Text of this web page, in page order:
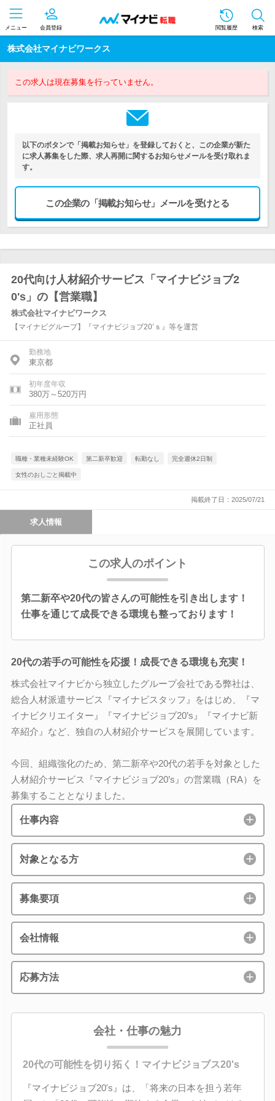
メニュー 会員登録 閲覧履歴 検索
株式会社マイナビワークス
この求人は現在募集を行っていません。
以下のボタンで「掲載お知らせ」を登録しておくと、この企業が新た
に求人募集をした際、求人再開に関するお知らせメールを受け取れま
す。
この企業の「掲載お知らせ」メールを受けとる
20代向け人材紹介サービス「マイナビジョブ2
0's」の【営業職】
株式会社マイナビワークス
【マイナビグループ】『マイナビジョブ20’ｓ』等を運営
勤務地
東京都
初年度年収
380万～520万円
雇用形態
正社員
職種・業種未経験OK 第二新卒歓迎 転勤なし 完全週休2日制
女性のおしごと掲載中
掲載終了日：2025/07/21
求人情報
この求人のポイント
第二新卒や20代の皆さんの可能性を引き出します！
仕事を通じて成長できる環境も整っております！
20代の若手の可能性を応援！成長できる環境も充実！
株式会社マイナビから独立したグループ会社である弊社は、
総合人材派遣サービス『マイナビスタッフ』をはじめ、『マ
イナビクリエイター』『マイナビジョブ20’s』『マイナビ新
卒紹介』など、独自の人材紹介サービスを展開しています。
今回、組織強化のため、第二新卒や20代の若手を対象とした
人材紹介サービス『マイナビジョブ20’s』の営業職（RA）を
募集することとなりました。
仕事内容
対象となる方
募集要項
会社情報
応募方法
会社・仕事の魅力
20代の可能性を切り拓く！マイナビジョブス20's
『マイナビジョブ20's』は、「将来の日本を担う若年